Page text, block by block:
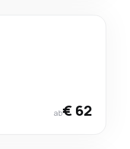
ab€ 62